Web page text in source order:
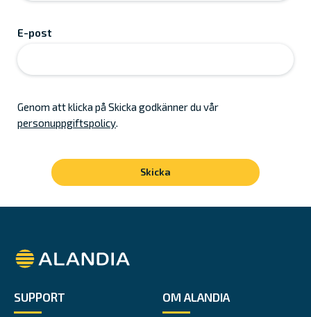
E-post
Genom att klicka på Skicka godkänner du vår
personuppgiftspolicy.
Alandia
SUPPORT OM ALANDIA